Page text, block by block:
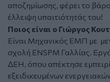
αποζημίωσης, φέρει το
έλλειψη υπαιτιότητάς του!
Ποιος είναι ο Γιώργος
Είναι Μηχανικός ΕΜΠ με
σχολή ENSPM Γαλλίας.
ΔΕΗ, όπου απέκτησε
εξειδικευμένων